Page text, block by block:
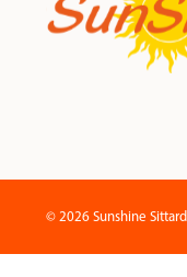
© 2026 Sunshine Sittard